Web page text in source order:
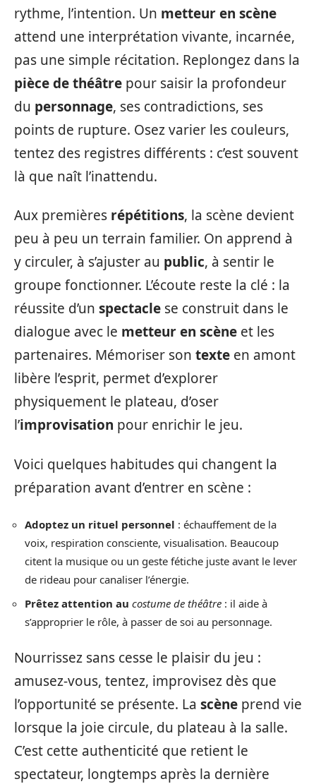
rythme, l’intention. Un metteur en scène
attend une interprétation vivante, incarnée,
pas une simple récitation. Replongez dans la
pièce de théâtre pour saisir la profondeur
du personnage, ses contradictions, ses
points de rupture. Osez varier les couleurs,
tentez des registres différents : c’est souvent
là que naît l’inattendu.
Aux premières répétitions, la scène devient
peu à peu un terrain familier. On apprend à
y circuler, à s’ajuster au public, à sentir le
groupe fonctionner. L’écoute reste la clé : la
réussite d’un spectacle se construit dans le
dialogue avec le metteur en scène et les
partenaires. Mémoriser son texte en amont
libère l’esprit, permet d’explorer
physiquement le plateau, d’oser
l’improvisation pour enrichir le jeu.
Voici quelques habitudes qui changent la
préparation avant d’entrer en scène :
Adoptez un rituel personnel : échauffement de la
voix, respiration consciente, visualisation. Beaucoup
citent la musique ou un geste fétiche juste avant le lever
de rideau pour canaliser l’énergie.
Prêtez attention au costume de théâtre : il aide à
s’approprier le rôle, à passer de soi au personnage.
Nourrissez sans cesse le plaisir du jeu :
amusez-vous, tentez, improvisez dès que
l’opportunité se présente. La scène prend vie
lorsque la joie circule, du plateau à la salle.
C’est cette authenticité que retient le
spectateur, longtemps après la dernière